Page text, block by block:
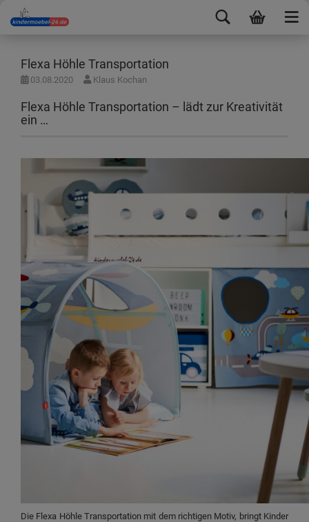
Flexa Höhle Transportation
03.08.2020 Klaus Kochan
Flexa Höhle Transportation – lädt zur Kreativität
ein …
Die Flexa Höhle Transportation mit dem richtigen Motiv, bringt Kinder